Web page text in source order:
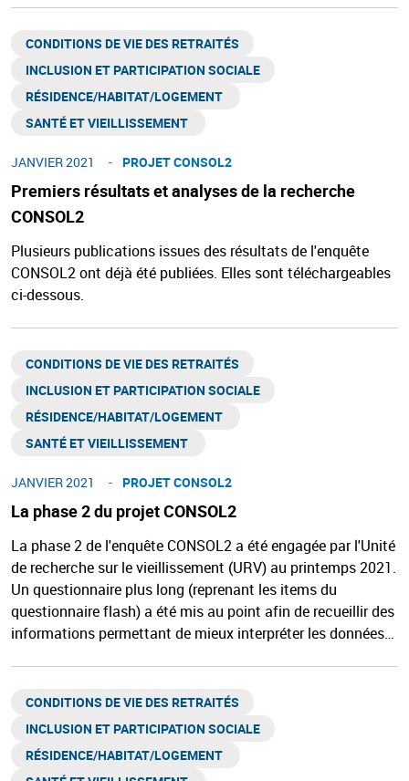
Premiers résultats et analyses de la recherche
CONSOL2
CONDITIONS DE VIE DES RETRAITÉS
INCLUSION ET PARTICIPATION SOCIALE
RÉSIDENCE/HABITAT/LOGEMENT ​
SANTÉ ET VIEILLISSEMENT ​
JANVIER 2021 PROJET CONSOL2
Plusieurs publications issues des résultats de l'enquête
CONSOL2 ont déjà été publiées. Elles sont téléchargeables
ci-dessous.
La phase 2 du projet CONSOL2
CONDITIONS DE VIE DES RETRAITÉS
INCLUSION ET PARTICIPATION SOCIALE
RÉSIDENCE/HABITAT/LOGEMENT ​
SANTÉ ET VIEILLISSEMENT ​
JANVIER 2021 PROJET CONSOL2
La phase 2 de l'enquête CONSOL2 a été engagée par l'Unité
de recherche sur le vieillissement (URV) au printemps 2021.
Un questionnaire plus long (reprenant les items du
questionnaire flash) a été mis au point afin de recueillir des
informations permettant de mieux interpréter les données…
CONDITIONS DE VIE DES RETRAITÉS
INCLUSION ET PARTICIPATION SOCIALE
RÉSIDENCE/HABITAT/LOGEMENT ​